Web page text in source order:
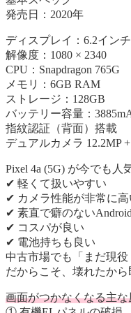
発売日：2020年
ディスプレイ：6.2イン
解像度：1080 × 2340
CPU：Snapdragon 765G
メモリ：6GB RAM
ストレージ：128GB
バッテリー容量：
指紋認証（背面）搭載
デュアルカメラ 12.2MP +
Pixel 4a (5G) が今でも人
✔ 軽くて扱いやすい
✔ カメラ性能が非常に高
✔ 素直で癖のないAndroid
✔ コスパが良い
✔ 電池持ちも良い
中古市場でも「まだ現
だからこそ、壊れたか
画面がつかなくなる主な